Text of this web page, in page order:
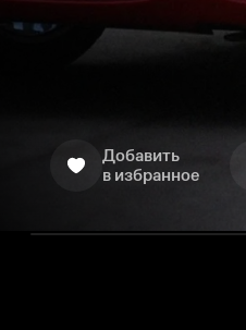
Добавить
в избранное